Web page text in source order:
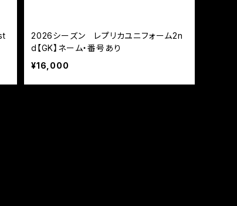
2026シーズン レプリカユニフォーム2n
d【GK】ネーム・番号あり
¥16,000